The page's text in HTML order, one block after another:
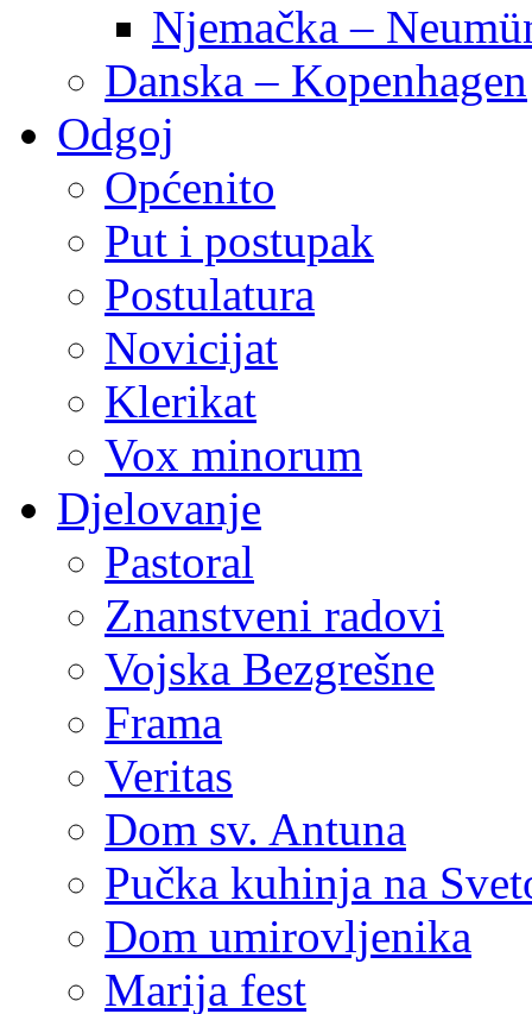
Njemačka –
Danska – Kopenhagen
Odgoj
Općenito
Put i postupak
Postulatura
Novicijat
Klerikat
Vox minorum
Djelovanje
Pastoral
Znanstveni radovi
Vojska Bezgrešne
Frama
Veritas
Dom sv. Antuna
Pučka kuhinja na
Dom umirovljenika
Marija fest